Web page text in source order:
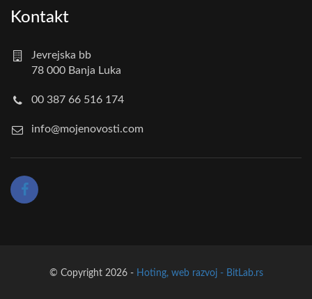
Kontakt
Jevrejska bb
78 000 Banja Luka
00 387 66 516 174
info@mojenovosti.com
© Copyright 2026 - Hoting, web razvoj - BitLab.rs